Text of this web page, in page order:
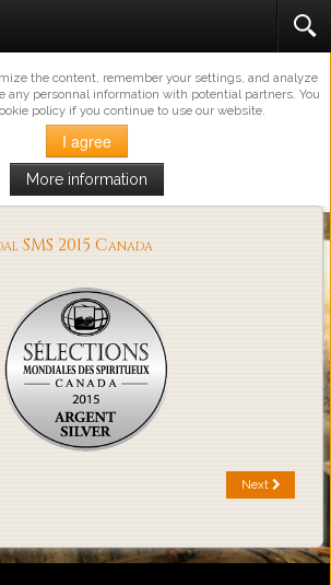
the content, remember your settings, and analyze
any personnal information with potential partners. You
policy if you continue to use our website.
I agree
More information
SMS 2015 Canada
Next